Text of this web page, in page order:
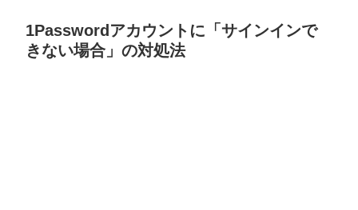
1Passwordアカウントに「サインインで
きない場合」の対処法